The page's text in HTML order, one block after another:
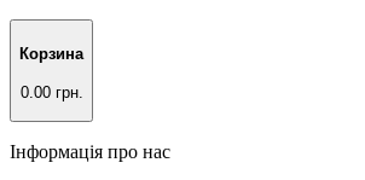
Корзина
0.00 грн.
Інформація про нас